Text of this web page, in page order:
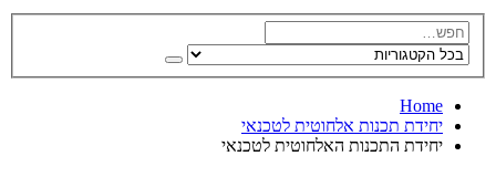
Home
יחידת תכנות אלחוטית לטכנאי
יחידת התכנות האלחוטית לטכנאי